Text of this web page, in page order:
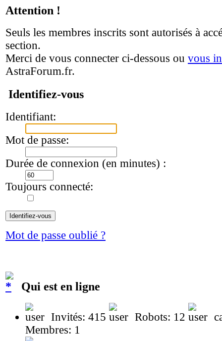
Attention !
Seuls les membres inscrits sont autorisés à
section.
Merci de vous connecter ci-dessous ou vous
AstraForum.fr.
Identifiez-vous
Identifiant:
Mot de passe:
Durée de connexion (en minutes) :
Toujours connecté:
Mot de passe oublié ?
Qui est en ligne
Invités: 415 Robots: 12
Membres: 1